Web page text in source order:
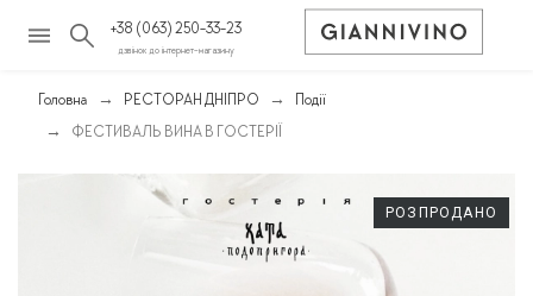
+38 (063) 250-33-23
дзвінок до інтернет-магазину
Головна РЕСТОРАН ДНІПРО
Події
ФЕСТИВАЛЬ ВИНА В ГОСТЕРІЇ
РОЗПРОДАНО